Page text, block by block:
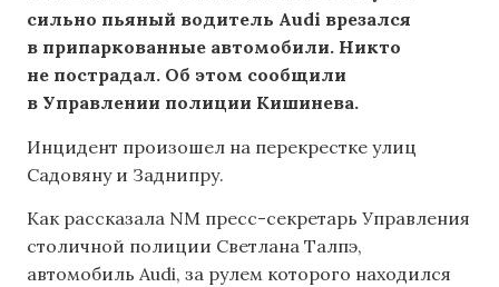
сильно пьяный водитель Audi врезался
в припаркованные автомобили. Никто
не пострадал. Об этом сообщили
в Управлении полиции Кишинева.
Инцидент произошел на перекрестке улиц
Садовяну и Заднипру.
Как рассказала NM пресс-секретарь Управления
столичной полиции Светлана Талпэ,
автомобиль Audi, за рулем которого находился